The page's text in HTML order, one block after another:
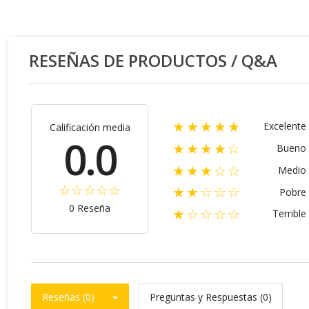
RESEÑAS DE PRODUCTOS / Q&A
Calificación media
0.0
0 Reseña
★★★★★ Excelente
★★★★☆
Bueno
★★★☆☆
Medio
★★☆☆☆
Pobre
★☆☆☆☆
Terrible
Reseñas (0) Preguntas y Respuestas (0)